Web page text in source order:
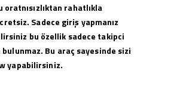
oratnısızlıktan rahatlıkla
Sadece giriş yapmanız
bu özellik sadece takipci
Bu araç sayesinde sizi
yapabilirsiniz.